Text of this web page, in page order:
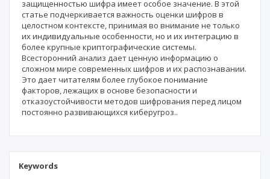
защищенностью шифра имеет особое значение. В этой
статье подчеркивается важность оценки шифров в
целостном контексте, принимая во внимание не только
их индивидуальные особенности, но и их интеграцию в
более крупные криптографические системы.
Всесторонний анализ дает ценную информацию о
сложном мире современных шифров и их распознавании.
Это дает читателям более глубокое понимание
факторов, лежащих в основе безопасности и
отказоустойчивости методов шифрования перед лицом
постоянно развивающихся киберугроз..
Keywords